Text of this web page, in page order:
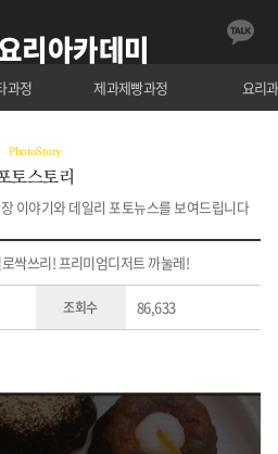
과정 제과제빵과정 요리
PhotoStory
토스토리
이야기와 데일리 포토뉴스를 보여드립니다
싹쓰리! 프리미엄디저트 까눌레!
조회수 86,633